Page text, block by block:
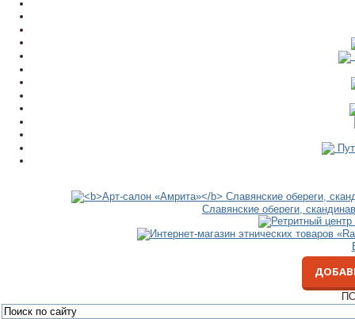
Славянские обереги,